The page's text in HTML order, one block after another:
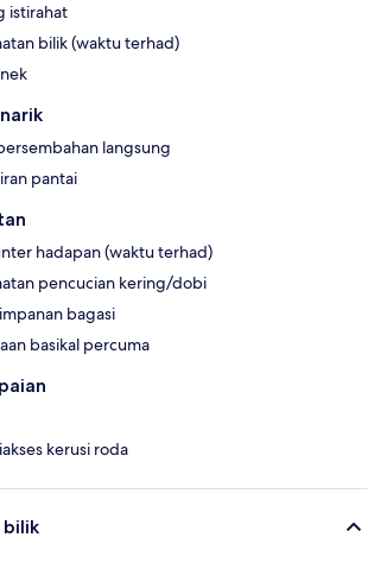
istirahat
bilik (waktu terhad)
langsung
pantai
hadapan (waktu terhad)
pencucian kering/dobi
bagasi
basikal percuma
kerusi roda
bilik